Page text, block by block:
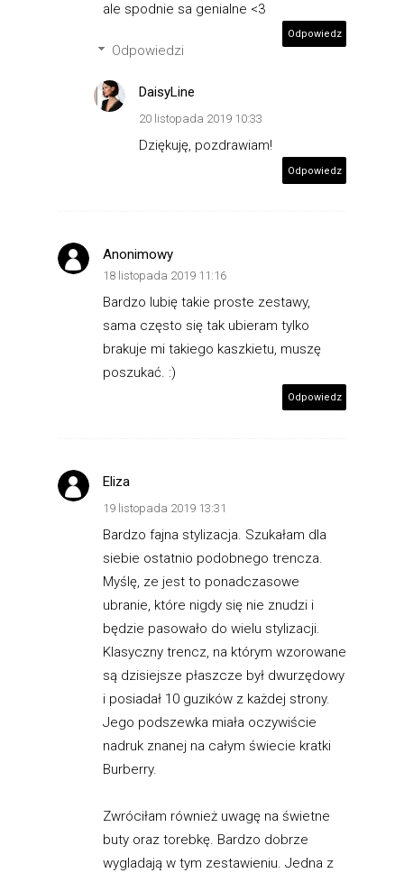
ale spodnie sa genialne <3
Odpowiedz
Odpowiedzi
DaisyLine
20 listopada 2019 10:33
Dziękuję, pozdrawiam!
Odpowiedz
Anonimowy
18 listopada 2019 11:16
Bardzo lubię takie proste zestawy,
sama często się tak ubieram tylko
brakuje mi takiego kaszkietu, muszę
poszukać. :)
Odpowiedz
Eliza
19 listopada 2019 13:31
Bardzo fajna stylizacja. Szukałam dla
siebie ostatnio podobnego trencza.
Myślę, ze jest to ponadczasowe
ubranie, które nigdy się nie znudzi i
będzie pasowało do wielu stylizacji.
Klasyczny trencz, na którym wzorowane
są dzisiejsze płaszcze był dwurzędowy
i posiadał 10 guzików z każdej strony.
Jego podszewka miała oczywiście
nadruk znanej na całym świecie kratki
Burberry.
Zwróciłam również uwagę na świetne
buty oraz torebkę. Bardzo dobrze
wygladają w tym zestawieniu. Jedna z